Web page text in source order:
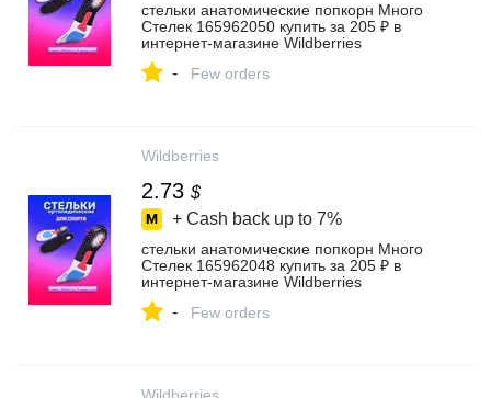
стельки анатомические попкорн Много
Стелек 165962050 купить за 205 ₽ в
интернет‑магазине Wildberries
- Few orders
Wildberries
2.73 $
+ Cash back up to 7%
стельки анатомические попкорн Много
Стелек 165962048 купить за 205 ₽ в
интернет‑магазине Wildberries
- Few orders